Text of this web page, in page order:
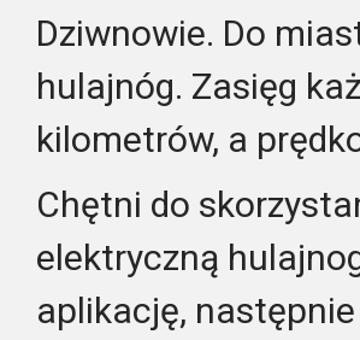
Dziwnowie. Do
hulajnóg. Zasięg
kilometrów, a
Chętni do
elektryczną
aplikację,